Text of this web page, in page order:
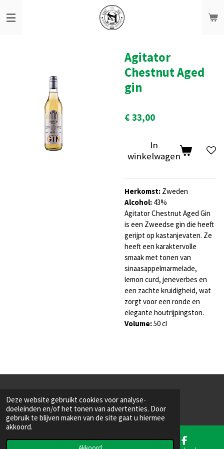
Deze website gebruikt cookies voor analyse-
doeleinden en/of het tonen van advertenties. Door
gebruik te blijven maken van de site gaat u hiermee
akkoord.
direct
Agitator
Chestnut Aged
gin
€ 33,00
In
winkelwagen
Herkomst: Zweden
Alcohol: 43%
Agitator Chestnut Aged Gin
is een Zweedse gin die heeft
gerijpt op kastanjevaten. Ze
heeft een karaktervolle
smaak met tonen van
sinaasappelmarmelade,
lemon curd, jeneverbes en
een zachte kruidigheid, wat
zorgt voor een ronde en
elegante houtrijpingston.
Volume:50 cl
Powered by JouwWeb